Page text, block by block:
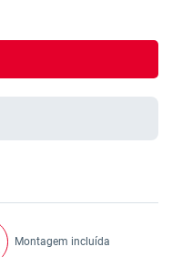
Montagem incluída